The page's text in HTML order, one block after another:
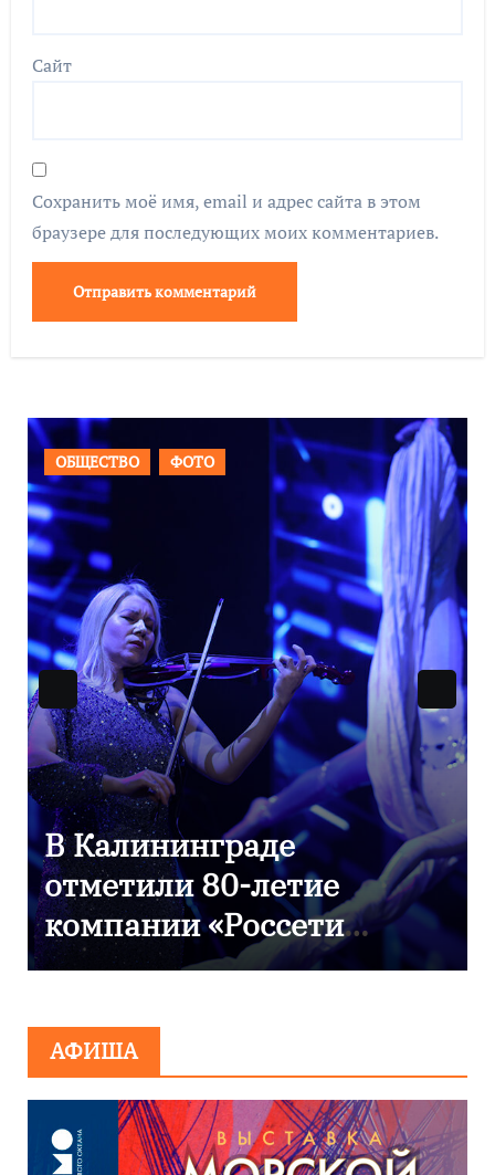
Сайт
Сохранить моё имя, email и адрес сайта в этом
браузере для последующих моих комментариев.
ВАЖНОЕ ОБЩЕСТВО ФОТО
9 Мая — День Победы!
АФИША